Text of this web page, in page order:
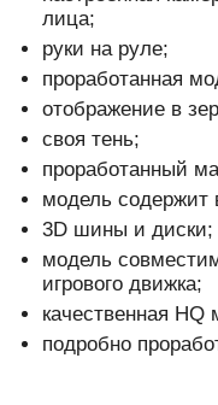
лица;
руки на руле;
проработанная
отображение в
своя тень;
проработанный
модель содержит
3D шины и диски;
модель
игрового движка;
качественная HQ
подробно